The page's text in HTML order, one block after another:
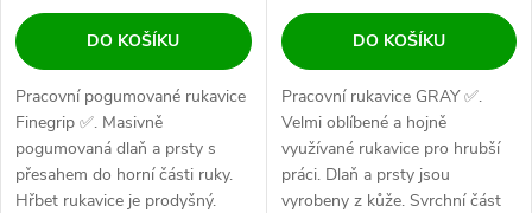
DO KOŠÍKU
Pracovní pogumované rukavice
Finegrip ✅. Masivně
pogumovaná dlaň a prsty s
přesahem do horní části ruky.
Hřbet rukavice je prodyšný.
DO KOŠÍKU
Pracovní rukavice GRAY ✅.
Velmi oblíbené a hojně
využívané rukavice pro hrubší
práci. Dlaň a prsty jsou
vyrobeny z kůže. Svrchní část